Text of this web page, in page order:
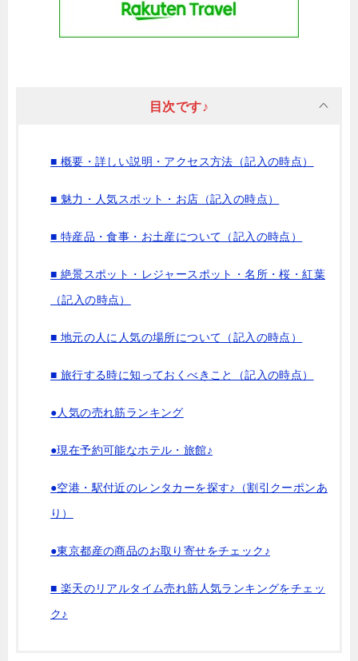
目次です♪
■ 概要・詳しい説明・アクセス方法（記入の時点）
■ 魅力・人気スポット・お店（記入の時点）
■ 特産品・食事・お土産について（記入の時点）
■ 絶景スポット・レジャースポット・名所・桜・紅葉
（記入の時点）
■ 地元の人に人気の場所について（記入の時点）
■ 旅行する時に知っておくべきこと（記入の時点）
●人気の売れ筋ランキング
●現在予約可能なホテル・旅館♪
●空港・駅付近のレンタカーを探す♪（割引クーポンあ
り）
●東京都産の商品のお取り寄せをチェック♪
■ 楽天のリアルタイム売れ筋人気ランキングをチェッ
ク♪